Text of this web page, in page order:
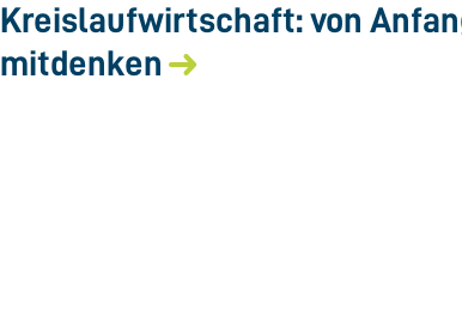
Kreislaufwirtschaft: von
mitdenken